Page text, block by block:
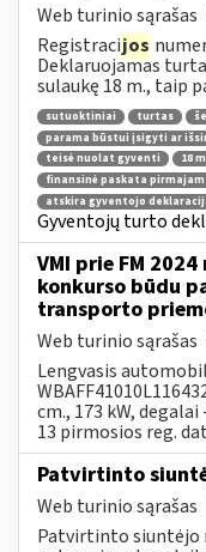
Web turinio sąrašas
Registracijos
Deklaruojamas
sulaukę 18 m., taip
sutuoktiniai turtas
parama būstui įsigyti ar
teisė nuolat gyventi
18 m
finansinė paskata
atskira gyventojo
Gyventojų turto
VMI prie FM
konkurso būdu
transporto
Web turinio sąrašas
Lengvasis
cm., 173 kW,
13 pirmosios reg.
Patvirtinto
Web turinio sąrašas
Patvirtinto siuntėjo